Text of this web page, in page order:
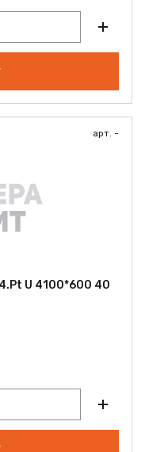
арт. -
U 4100*600 40